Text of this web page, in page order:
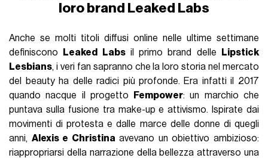
loro brand Leaked Labs
Anche se molti titoli diffusi online nelle ultime settimane
definiscono
Leaked Labsil primo brand delle
Lipstick
Lesbians, i veri fan sapranno che la loro storia nel mercato
del beauty ha delle radici più profonde. Era infatti il 2017
quando nacque il progetto
Fempower: un marchio che
puntava sulla fusione tra make-up e attivismo. Ispirate dai
movimenti di protesta e dalle marce delle donne di quegli
anni, Alexis e Christina avevano un obiettivo ambizioso:
riappropriarsi della narrazione della bellezza attraverso una